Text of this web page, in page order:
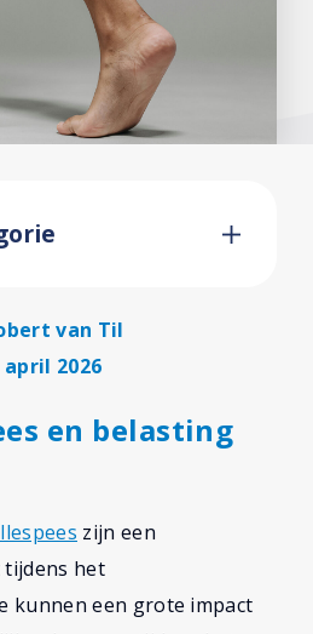
van Til
2026
en belasting
zijn een
tijdens het
kunnen een grote impact